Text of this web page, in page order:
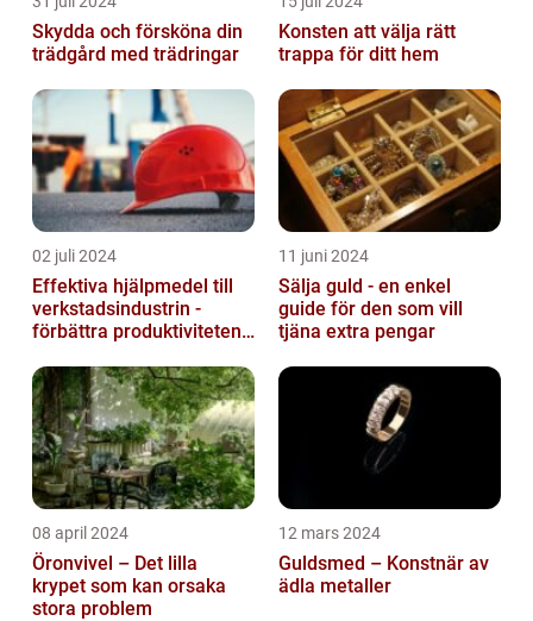
Skydda och försköna din
trädgård med trädringar
Konsten att välja rätt
trappa för ditt hem
02 juli 2024
Effektiva hjälpmedel till
verkstadsindustrin -
förbättra produktiviteten
11 juni 2024
Sälja guld - en enkel
guide för den som vill
tjäna extra pengar
08 april 2024
Öronvivel – Det lilla
krypet som kan orsaka
stora problem
12 mars 2024
Guldsmed – Konstnär av
ädla metaller